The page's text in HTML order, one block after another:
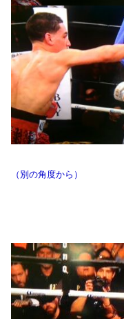
（別の角度から）